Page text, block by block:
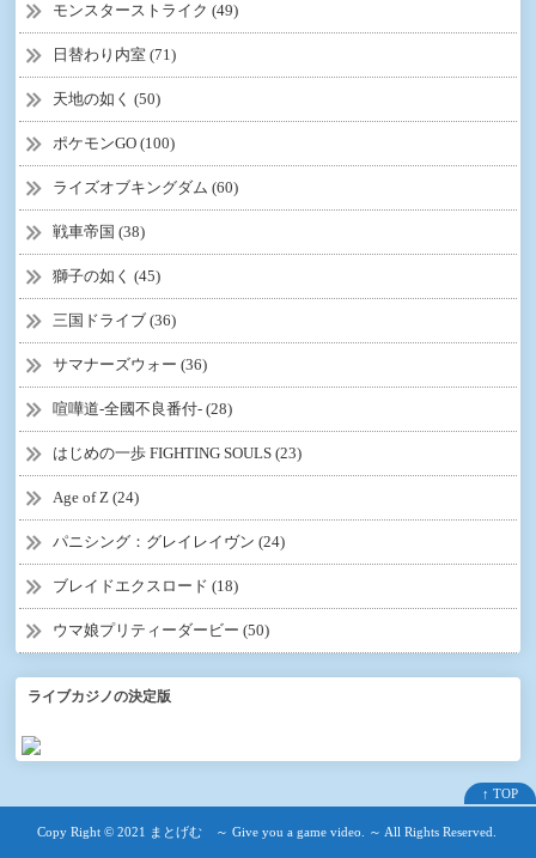
モンスターストライク (49)
日替わり内室 (71)
天地の如く (50)
ポケモンGO (100)
ライズオブキングダム (60)
戦車帝国 (38)
獅子の如く (45)
三国ドライブ (36)
サマナーズウォー (36)
喧嘩道-全國不良番付- (28)
はじめの一歩 FIGHTING SOULS (23)
Age of Z (24)
パニシング：グレイレイヴン (24)
ブレイドエクスロード (18)
ウマ娘プリティーダービー (50)
ライブカジノの決定版
↑ TOP
Copy Right © 2021 まとげむ ～ Give you a game video. ～ All Rights Reserved.